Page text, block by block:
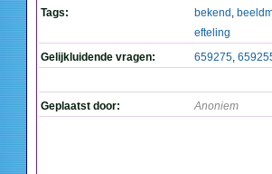
Tags:
bekend ,
efteling
Gelijkluidende vragen:
659275,
Geplaatst door: Anoniem